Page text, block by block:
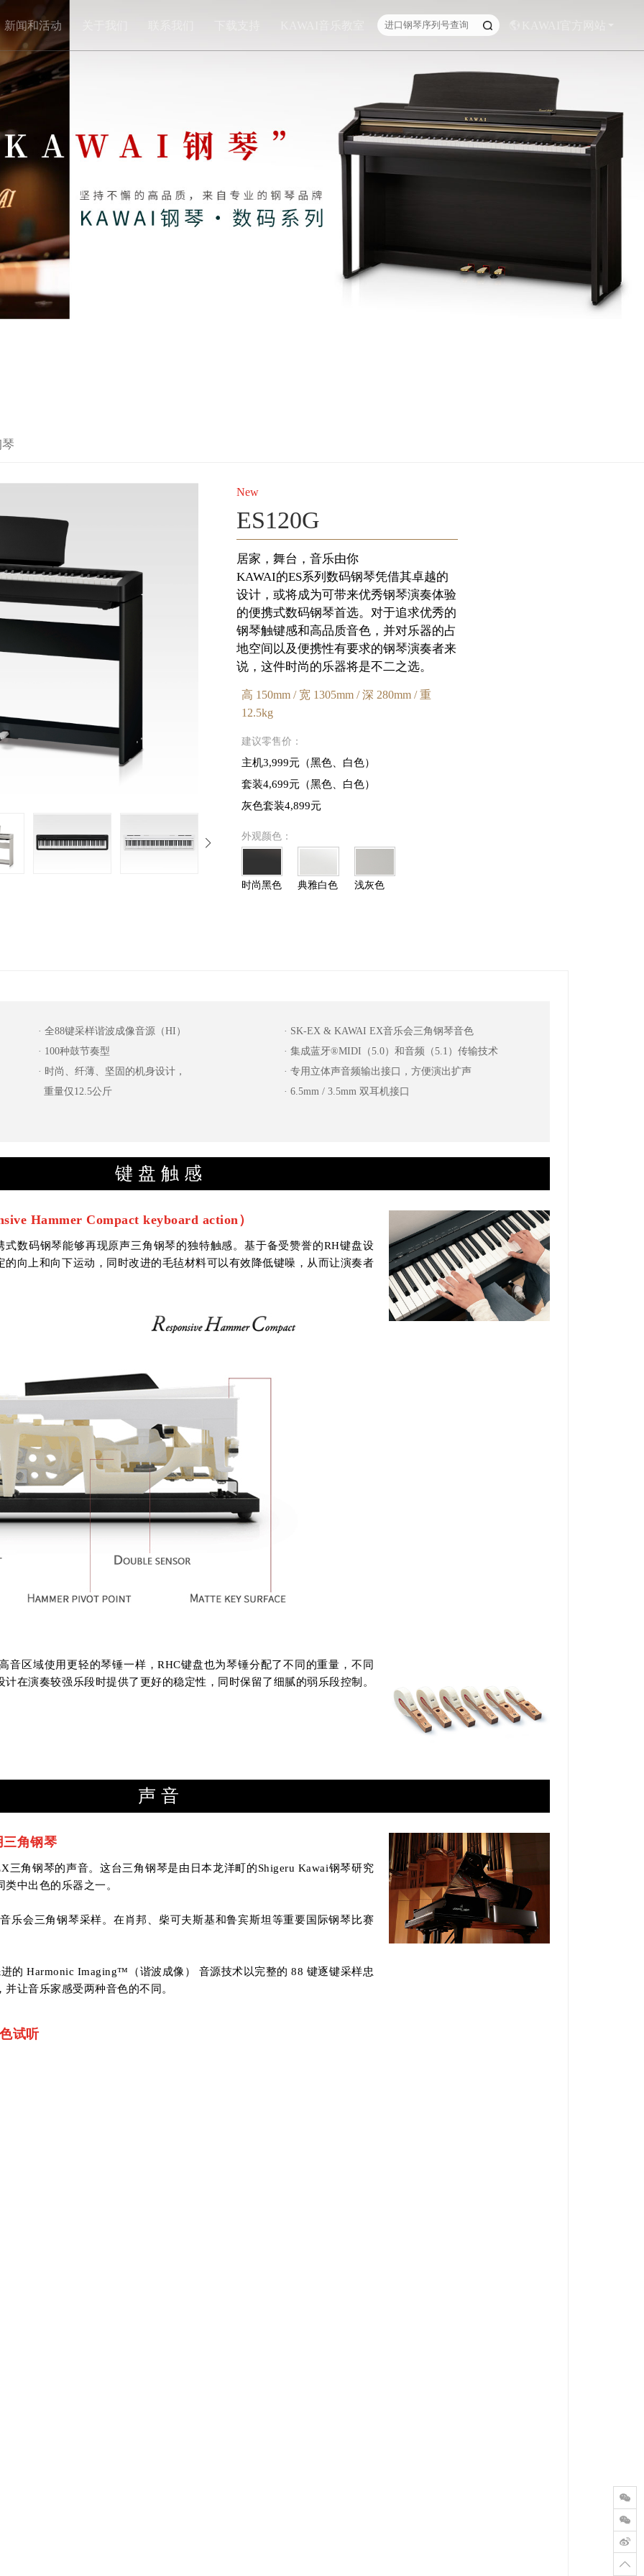
新闻和活动
New
ES120G
居家，舞台，音乐由你
KAWAI的ES系列数码钢琴凭借其卓越的
设计，或将成为可带来优秀钢琴演奏体验
的便携式数码钢琴首选。对于追求优秀的
钢琴触键感和高品质音色，并对乐器的占
地空间以及便携性有要求的钢琴演奏者来
说，这件时尚的乐器将是不二之选。
高 150mm / 宽 1305mm / 深 280mm / 重
12.5kg
建议零售价：
主机3,999元（黑色、白色）
套装4,699元（黑色、白色）
灰色套装4,899元
外观颜色：
时尚黑色 典雅白色 浅灰色
· 全88键采样谐波成像音源（HI）
· SK-EX & KAWAI EX音乐会三角钢琴音色
· 100种鼓节奏型
· 集成蓝牙®MIDI（5.0）和音频（5.1）传输技术
· 时尚、纤薄、坚固的机身设计，
重量仅12.5公斤
· 专用立体声音频输出接口，方便演出扩声
· 6.5mm / 3.5mm 双耳机接口
键盘触感
Hammer Compact keyboard action）
式数码钢琴能够再现原声三角钢琴的独特触感。基于备受赞誉的RH键盘设
向上和向下运动，同时改进的毛毡材料可以有效降低键噪，从而让演奏者
音区域使用更轻的琴锤一样，RHC键盘也为琴锤分配了不同的重量，不同
在演奏较强乐段时提供了更好的稳定性，同时保留了细腻的弱乐段控制。
声音
角钢琴
三角钢琴的声音。这台三角钢琴是由日本龙洋町的Shigeru Kawai钢琴研究
中出色的乐器之一。
乐会三角钢琴采样。在肖邦、柴可夫斯基和鲁宾斯坦等重要国际钢琴比赛
的 Harmonic Imaging™（谐波成像） 音源技术以完整的 88 键逐键采样忠
让音乐家感受两种音色的不同。
试听